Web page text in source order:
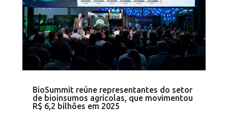
BioSummit reúne representantes do setor
de bioinsumos agrícolas, que movimentou
R$ 6,2 bilhões em 2025